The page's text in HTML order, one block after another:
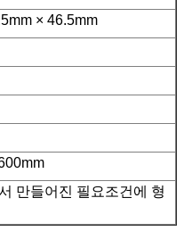
× 46.5mm
만들어진 필요조건에 형